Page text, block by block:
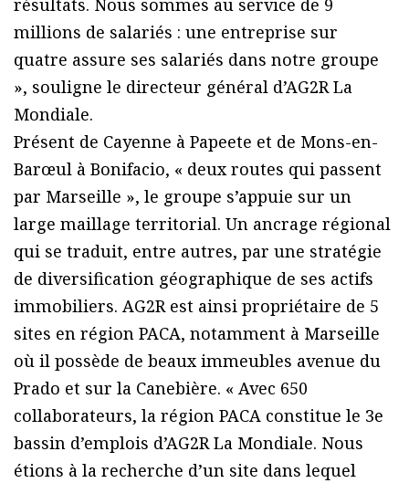
résultats. Nous sommes au service de 9
millions de salariés : une entreprise sur
quatre assure ses salariés dans notre groupe
», souligne le directeur général d’AG2R La
Mondiale.
Présent de Cayenne à Papeete et de Mons-en-
Barœul à Bonifacio, « deux routes qui passent
par Marseille », le groupe s’appuie sur un
large maillage territorial. Un ancrage régional
qui se traduit, entre autres, par une stratégie
de diversification géographique de ses actifs
immobiliers. AG2R est ainsi propriétaire de 5
sites en région PACA, notamment à Marseille
où il possède de beaux immeubles avenue du
Prado et sur la Canebière. « Avec 650
collaborateurs, la région PACA constitue le 3e
bassin d’emplois d’AG2R La Mondiale. Nous
étions à la recherche d’un site dans lequel